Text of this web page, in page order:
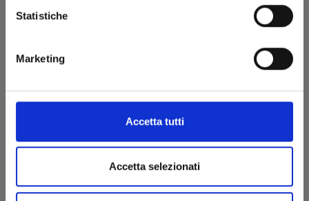
Statistiche
Marketing
Accetta tutti
Accetta selezionati